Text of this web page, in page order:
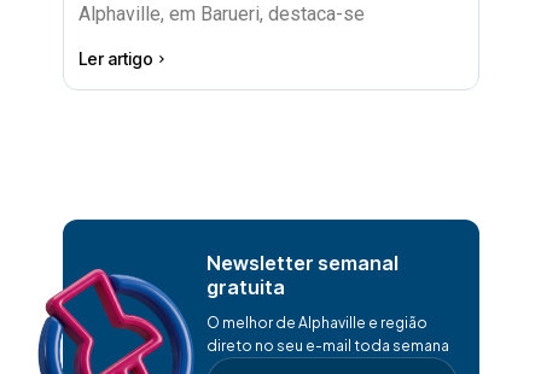
Alphaville, em Barueri, destaca-se
Ler artigo
Newsletter semanal
gratuita
O melhor de Alphaville e região
direto no seu e-mail toda semana